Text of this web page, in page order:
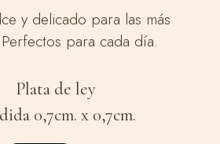
y delicado para las más
para cada día.
Plata de ley
0,7cm. x 0,7cm.